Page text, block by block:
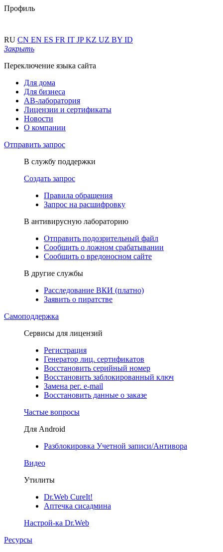
Профиль
RU CN EN ES FR IT JPKZ UZ BY ID
Закрыть
Переключение языка сайта
Для дома
Для бизнеса
АВ-лаборатория
Лицензии и сертификаты
Новости
О компании
Отправить запрос
В службу поддержки
Создать запрос
Правила обращения
Запрос на расшифровку
В антивирусную лабораторию
Отправить подозрительный файл
Сообщить о ложном срабатывании
Сообщить о вредоносном сайте
В другие службы
Расследование ВКИ (платно)
Заявить о пиратстве
Самоподдержка
Сервисы для лицензий
Регистрация
Генератор лиц. сертификатов
Восстановить серийный номер
Восстановить заблокированный ключ
Замена рег. e-mail
Восстановить данные о заказе
Частые вопросы
Для Android
Разблокировка Учетной записи/Антивора
Видео
Утилиты
Dr.Web CureIt!
Аптечка сисадмина
Настрой-ка Dr.Web
Ресурсы